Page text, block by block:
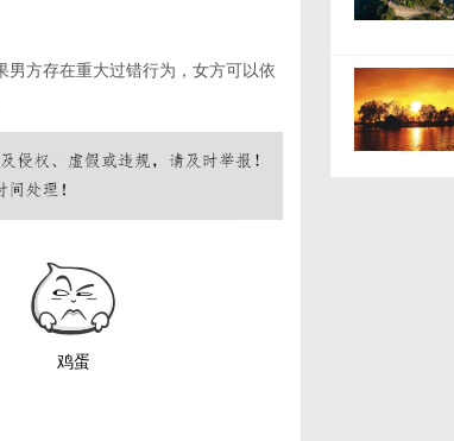
方存在重大过错行为，女方可以依
鸡蛋